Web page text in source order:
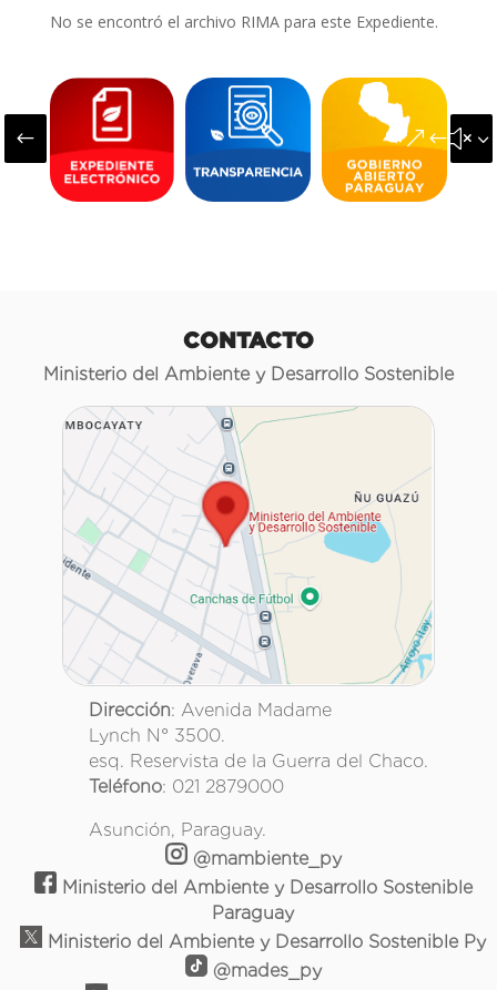
No se encontró el archivo RIMA para este Expediente.
#
CONTACTO
Ministerio del Ambiente y Desarrollo Sostenible
Dirección: Avenida Madame
Lynch N° 3500.
esq. Reservista de la Guerra del Chaco.
Teléfono: 021 2879000
Asunción, Paraguay.
@mambiente_py
Ministerio del Ambiente y Desarrollo Sostenible
Paraguay
Ministerio del Ambiente y Desarrollo Sostenible Py
@mades_py